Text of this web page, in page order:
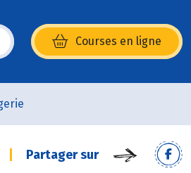
Courses en ligne
fenêtre)
Partager sur